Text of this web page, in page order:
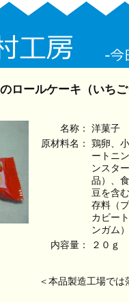
ロールケーキ（いち
名称：
洋菓子
原材料名：
鶏卵、
ートニ
ンスタ
品）、
豆を含
存料（
カビー
ンガム）
内容量：
２０ｇ
＜本品製造工場で